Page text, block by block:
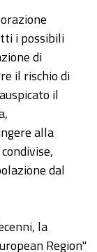
i possibili
di
il rischio di
il
alla
dal
la
Region"